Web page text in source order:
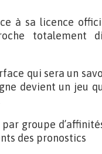
à sa licence
totalement
qui sera un
devient un jeu
groupe
des pronostics